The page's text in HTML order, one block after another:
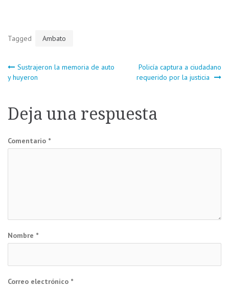
Tagged Ambato
Navegación
entradas
Sustrajeron la memoria de auto
y huyeron
Policía captura a ciudadano
requerido por la justicia
Deja una respuesta
Comentario *
Nombre *
Correo electrónico *